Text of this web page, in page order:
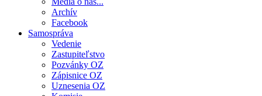
Archív
Facebook
Samospráva
Vedenie
Zastupiteľstvo
Pozvánky OZ
Zápisnice OZ
Uznesenia OZ